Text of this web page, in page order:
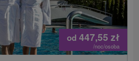
od 447,55 zł
/noc/osoba